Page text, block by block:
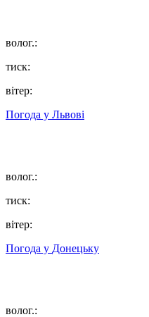
волог.:
тиск:
вітер:
Погода у Львові
волог.:
тиск:
вітер:
Погода у Донецьку
волог.: